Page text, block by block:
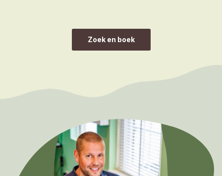
Zoek en boek